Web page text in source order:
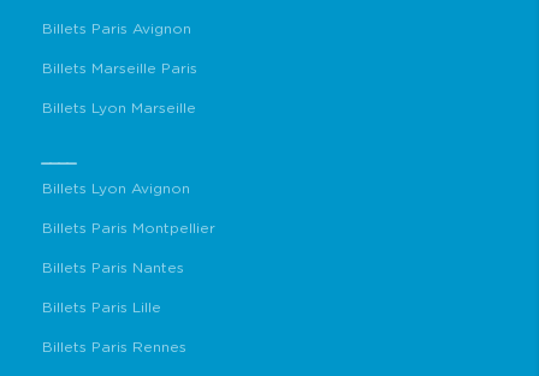
Billets Paris Avignon
Billets Marseille Paris
Billets Lyon Marseille
Billets Lyon Avignon
Billets Paris Montpellier
Billets Paris Nantes
Billets Paris Lille
Billets Paris Rennes